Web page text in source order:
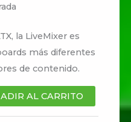
la LiveMixer es
más diferentes
de contenido.
AL CARRITO